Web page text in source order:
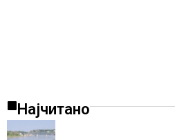
Најчитано